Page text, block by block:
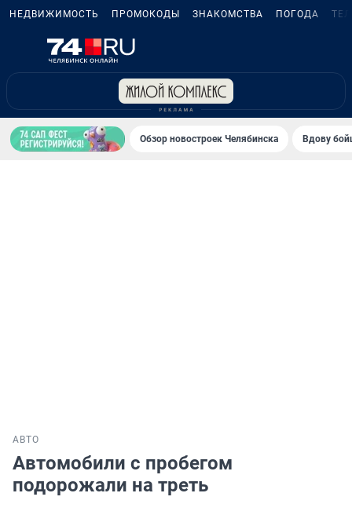
НЕДВИЖИМОСТЬ ПРОМОКОДЫ ЗНАКОМСТВА ПОГОДА
Обзор новостроек Челябинска Вдову
АВТО
Автомобили с пробегом
подорожали на треть